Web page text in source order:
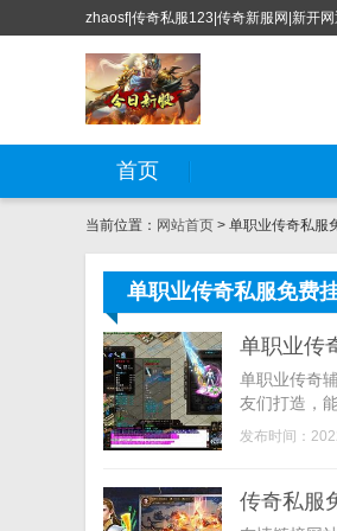
zhaosf|传奇私服123|传奇新服网|新开
首页
当前位置： 网站首页 > 单职业传奇私服
单职业传奇私服免费
单职业传
单职业传奇
友们打造，
发布时间：
传奇私服